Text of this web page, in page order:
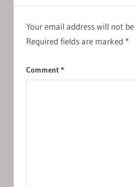
Your email address will not be
Required fields are marked *
Comment *